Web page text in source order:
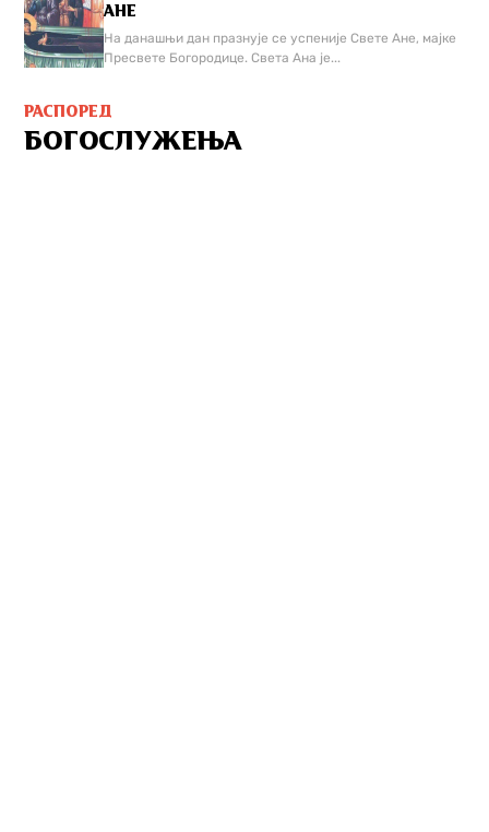
АНЕ
На данашњи дан празнује се успеније Свете Ане, мајке
Пресвете Богородице. Света Ана је...
РАСПОРЕД
БОГОСЛУЖЕЊА